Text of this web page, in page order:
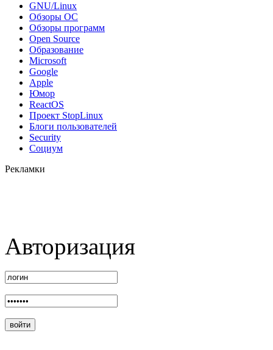
GNU/Linux
Обзоры ОС
Обзоры программ
Open Source
Образование
Microsoft
Google
Apple
Юмор
ReactOS
Проект StopLinux
Блоги пользователей
Security
Социум
Рекламки
Авторизация